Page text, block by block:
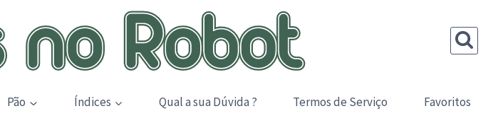
Pão Índices Qual a sua Dúvida ? Termos de Serviço Favoritos